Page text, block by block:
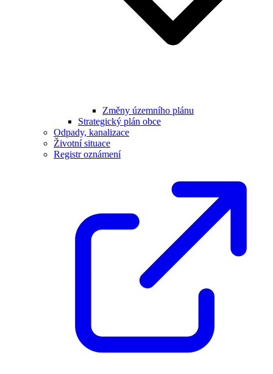
Změny územního plánu
Strategický plán obce
Odpady, kanalizace
Životní situace
Registr oznámení